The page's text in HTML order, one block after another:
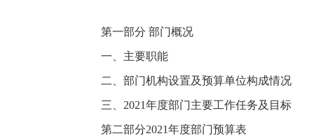
第一部分 部门概况
一、主要职能
二、部门机构设置及预算单位构成情况
三、 2021年度部门主要工作任务及目标
第二部分2021年度部门预算表